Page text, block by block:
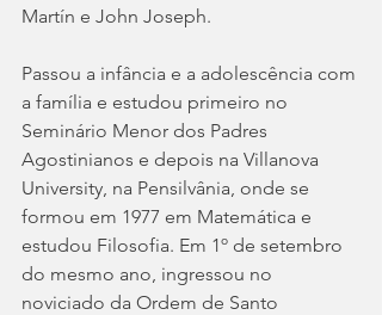
Martín e John Joseph.
Passou a infância e a adolescência com
a família e estudou primeiro no
Seminário Menor dos Padres
Agostinianos e depois na Villanova
University, na Pensilvânia, onde se
formou em 1977 em Matemática e
estudou Filosofia. Em 1º de setembro
do mesmo ano, ingressou no
noviciado da Ordem de Santo